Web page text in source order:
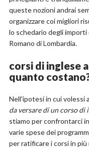
queste nozioni andrai
organizzare coi migliori
lo schedario degli importi
Romano di Lombardia.
corsi di inglese
quanto
Nell'ipotesi in cui volessi
da versare di un corso di
stiamo per confrontarci
varie spese dei
per ratificare i corsi in